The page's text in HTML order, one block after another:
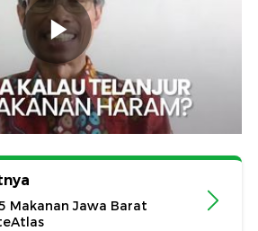
Makanan Jawa Barat